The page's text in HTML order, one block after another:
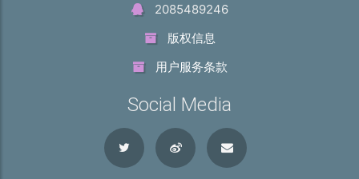
2085489246
版权信息
用户服务条款
Social Media